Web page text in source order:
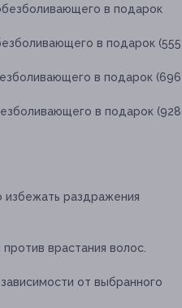
в подарок
в подарок (555
в подарок (696
в подарок (928
раздражения
врастания волос.
от выбранного